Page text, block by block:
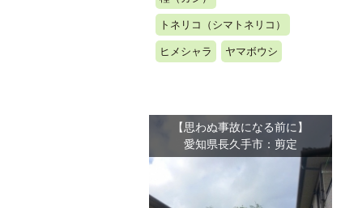
トネリコ（シマトネリコ）
ヒメシャラ ヤマボウシ
【思わぬ事故になる前に】
愛知県長久手市：剪定